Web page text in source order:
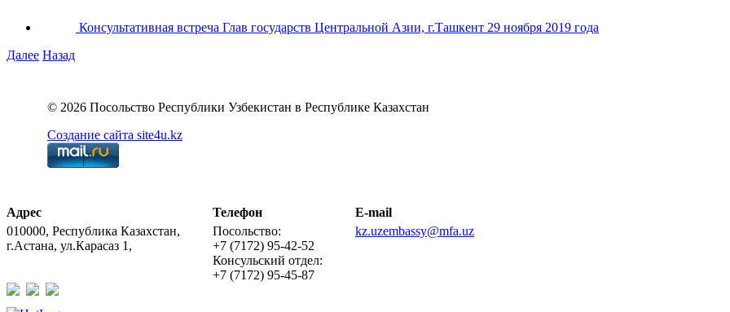
Консультативная встреча Глав государств Центральной Азии, г.Ташкент 29 ноября 2019 года
Далее Назад
© 2026 Посольство Республики Узбекистан в Республике Казахстан
Создание сайта site4u.kz
Адрес
010000, Республика Казахстан,
г.Астана, ул.Карасаз 1,
Телефон
Посольство:
+7 (7172) 95-42-52
Консульский отдел:
+7 (7172) 95-45-87
E-mail
kz.uzembassy@mfa.uz